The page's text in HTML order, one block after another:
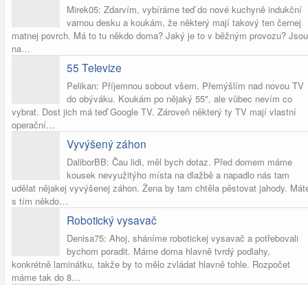
Mirek05: Zdarvím, vybíráme teď do nové kuchyně indukční
varnou desku a koukám, že některý mají takový ten černej
matnej povrch. Má to tu někdo doma? Jaký je to v běžným provozu? Jsou
na…
55 Televize
Pelikan: Příjemnou sobout všem. Přemýšlím nad novou TV
do obýváku. Koukám po nějaký 55", ale vůbec nevím co
vybrat. Dost jich má teď Google TV. Zároveň některý ty TV mají vlastní
operační…
Vyvýšený záhon
DaliborBB: Čau lidi, měl bych dotaz. Před domem máme
kousek nevyužitýho místa na dlažbě a napadlo nás tam
udělat nějakej vyvýšenej záhon. Žena by tam chtěla pěstovat jahody.
s tím někdo…
Robotický vysavač
Denisa75: Ahoj, sháníme robotickej vysavač a potřebovali
bychom poradit. Máme doma hlavně tvrdý podlahy,
konkrétně laminátku, takže by to mělo zvládat hlavně tohle. Rozpočet
máme tak do 8…